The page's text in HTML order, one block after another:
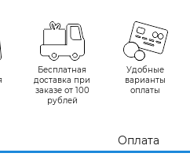
Бесплатная
доставка при
заказе от 100
рублей
Удобные
варианты
оплаты
Оплата